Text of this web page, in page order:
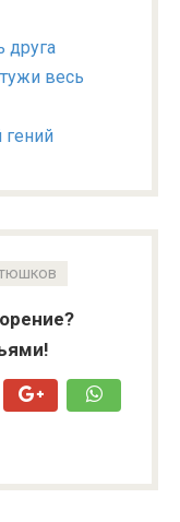
друга
весь